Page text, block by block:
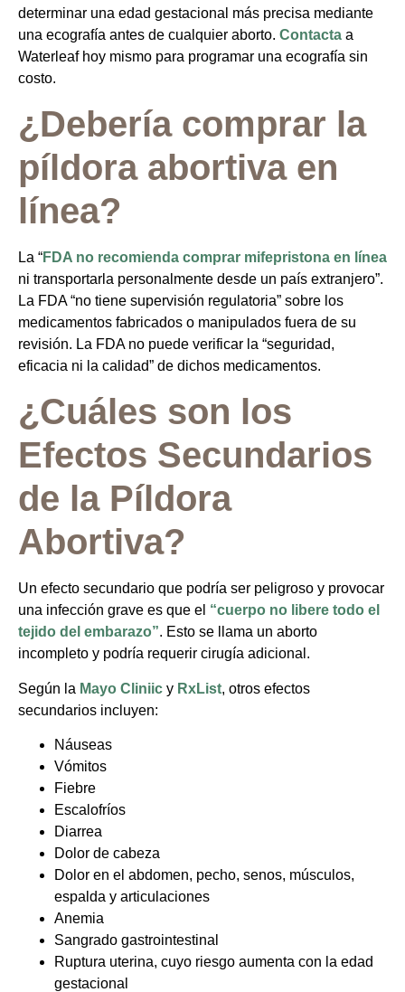
determinar una edad gestacional más precisa mediante
una ecografía antes de cualquier aborto. Contacta a
Waterleaf hoy mismo para programar una ecografía sin
costo.
¿Debería comprar la
píldora abortiva en
línea?
La “FDA no recomienda comprar mifepristona en línea
ni transportarla personalmente desde un país extranjero”.
La FDA “no tiene supervisión regulatoria” sobre los
medicamentos fabricados o manipulados fuera de su
revisión. La FDA no puede verificar la “seguridad,
eficacia ni la calidad” de dichos medicamentos.
¿Cuáles son los
Efectos Secundarios
de la Píldora
Abortiva?
Un efecto secundario que podría ser peligroso y provocar
una infección grave es que el “cuerpo no libere todo el
tejido del embarazo”. Esto se llama un aborto
incompleto y podría requerir cirugía adicional.
Según la Mayo Cliniic y RxList, otros efectos
secundarios incluyen:
Náuseas
Vómitos
Fiebre
Escalofríos
Diarrea
Dolor de cabeza
Dolor en el abdomen, pecho, senos, músculos,
espalda y articulaciones
Anemia
Sangrado gastrointestinal
Ruptura uterina, cuyo riesgo aumenta con la edad
gestacional